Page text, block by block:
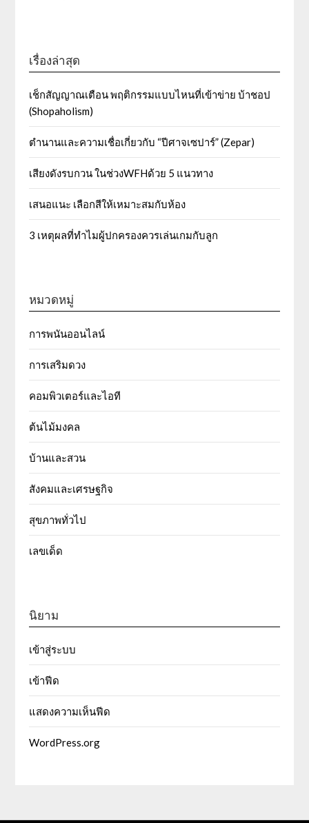
เรื่องล่าสุด
เช็กสัญญาณเตือน พฤติกรรมแบบไหนที่เข้าข่าย บ้าชอป
(Shopaholism)
ตำนานและความเชื่อเกี่ยวกับ “ปีศาจเซปาร์” (Zepar)
เสียงดังรบกวน ในช่วงWFHด้วย 5 แนวทาง
เสนอแนะ เลือกสีให้เหมาะสมกับห้อง
3 เหตุผลที่ทำไมผู้ปกครองควรเล่นเกมกับลูก
หมวดหมู่
การพนันออนไลน์
การเสริมดวง
คอมพิวเตอร์และไอที
ต้นไม้มงคล
บ้านและสวน
สังคมและเศรษฐกิจ
สุขภาพทั่วไป
เลขเด็ด
นิยาม
เข้าสู่ระบบ
เข้าฟีด
แสดงความเห็นฟีด
WordPress.org